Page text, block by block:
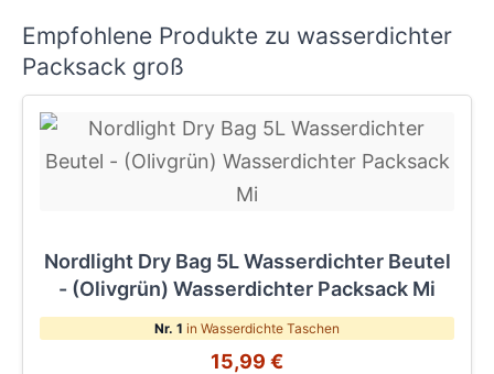
Empfohlene Produkte zu wasserdichter
Packsack groß
Nordlight Dry Bag 5L Wasserdichter Beutel
- (Olivgrün) Wasserdichter Packsack Mi
Nr. 1 in Wasserdichte Taschen
15,99 €